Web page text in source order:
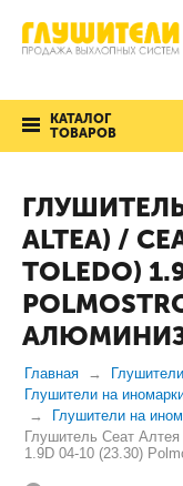
КАТАЛОГ
ТОВАРОВ
ГЛУШИТЕЛЬ
ALTEA) /
TOLEDO)
Главная
Глушители на
Глушители на
Глушитель Сеат
1.9D 04-10 (23.30)